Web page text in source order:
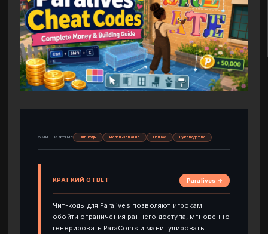
5 мин. на чтение Чит-коды Использование Полное Руководство
КРАТКИЙ ОТВЕТ Paralives →
Чит-коды для Paralives позволяют игрокам
обойти ограничения раннего доступа, мгновенно
генерировать ParaCoins и манипулировать